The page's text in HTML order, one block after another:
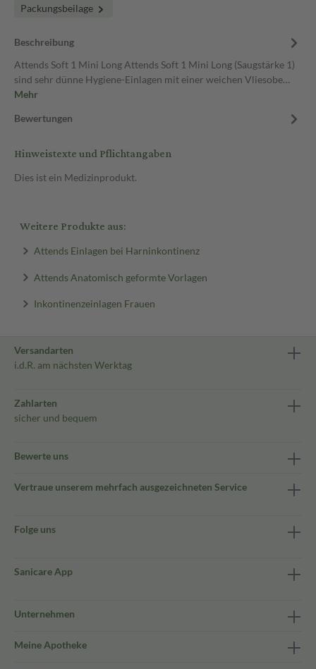
Packungsbeilage
Beschreibung
Attends Soft 1 Mini Long Attends Soft 1 Mini Long (Saugstärke 1)
sind sehr dünne Hygiene-Einlagen mit einer weichen Vliesobe…
Mehr
Bewertungen
Hinweistexte und Pflichtangaben
Dies ist ein Medizinprodukt.
Weitere Produkte aus:
Attends Einlagen bei Harninkontinenz
Attends Anatomisch geformte Vorlagen
Inkontinenzeinlagen Frauen
Versandarten
i.d.R. am nächsten Werktag
Zahlarten
sicher und bequem
Bewerte uns
Vertraue unserem mehrfach ausgezeichneten Service
Folge uns
Sanicare App
Unternehmen
Meine Apotheke